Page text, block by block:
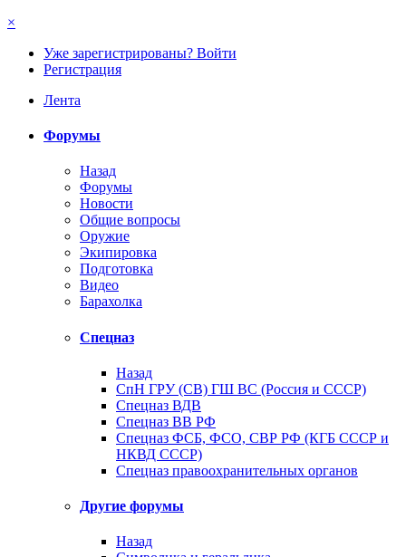
×
Уже зарегистрированы? Войти
Регистрация
Лента
Форумы
Назад
Форумы
Новости
Общие вопросы
Оружие
Экипировка
Подготовка
Видео
Барахолка
Спецназ
Назад
СпН ГРУ (СВ) ГШ ВС (Россия и СССР)
Спецназ ВДВ
Спецназ ВВ РФ
Спецназ ФСБ, ФСО, СВР РФ (КГБ СССР и
НКВД СССР)
Спецназ правоохранительных органов
Другие форумы
Назад